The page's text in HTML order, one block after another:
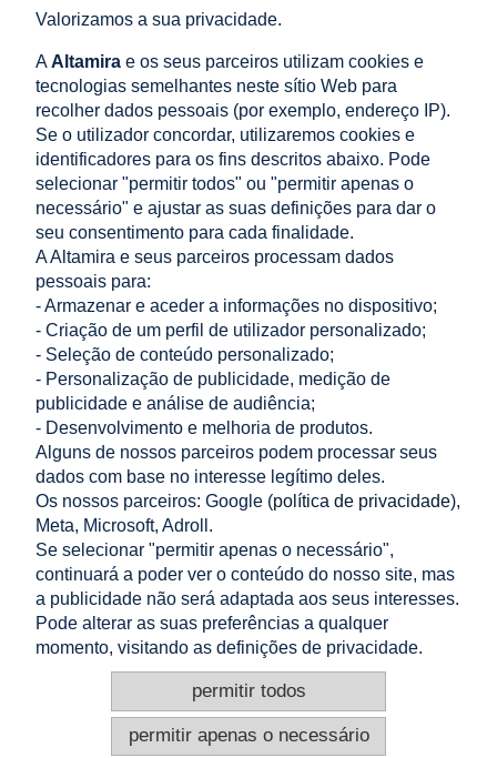
Proteção máxima por fusível 160 A gG
Capacidade de suportar corrente de curto-
circuito
50kA
Resistência ao curto-circuito ISCCR 10kA
Fator de corrente k 1kA
Tipo de sistema BT TN-S, TT (3+1)
LOJA
AJUDA
A MINHA CONTA
INFORMAÇÃO
CONTACTO
Altamira Sp. z o. o.
Budowlanych 6/51, 95-040 Koluszki, Polónia
+48 724 999 949
info@e-altamira.pt
Atendimento ao cliente: Seg–Sex 8:00–16:00
Valorizamos a sua privacidade.
AAltamira e os seus parceiros utilizam cookies e
tecnologias semelhantes neste sítio Web para
recolher dados pessoais (por exemplo, endereço IP).
Se o utilizador concordar, utilizaremos cookies e
identificadores para os fins descritos abaixo. Pode
selecionar "permitir todos" ou "permitir apenas o
necessário" e ajustar as suas definições para dar o
seu consentimento para cada finalidade.
A Altamira e seus parceiros processam dados
pessoais para:
- Armazenar e aceder a informações no dispositivo;
- Criação de um perfil de utilizador personalizado;
- Seleção de conteúdo personalizado;
- Personalização de publicidade, medição de
publicidade e análise de audiência;
- Desenvolvimento e melhoria de produtos.
Alguns de nossos parceiros podem processar seus
dados com base no interesse legítimo deles.
Os nossos parceiros: Google (política de privacidade),
Meta, Microsoft, Adroll.
Se selecionar "permitir apenas o necessário",
continuará a poder ver o conteúdo do nosso site, mas
a publicidade não será adaptada aos seus interesses.
Pode alterar as suas preferências a qualquer
momento, visitando as definições de privacidade.
permitir apenas o necessário
permitir todos